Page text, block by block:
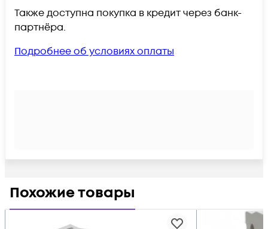
Также доступна покупка в кредит через банк-
партнёра.
Подробнее об условиях оплаты
Похожие товары